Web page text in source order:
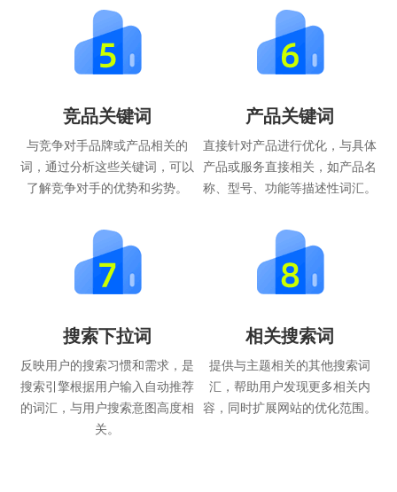
竞品关键词
与竞争对手品牌或产品相关的
词，通过分析这些关键词，可以
了解竞争对手的优势和劣势。
产品关键词
直接针对产品进行优化，与具体
产品或服务直接相关，如产品名
称、型号、功能等描述性词汇。
搜索下拉词
反映用户的搜索习惯和需求，是
搜索引擎根据用户输入自动推荐
的词汇，与用户搜索意图高度相
关。
相关搜索词
提供与主题相关的其他搜索词
汇，帮助用户发现更多相关内
容，同时扩展网站的优化范围。